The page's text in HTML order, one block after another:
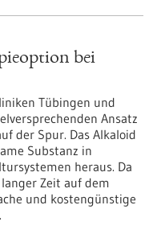
bei
Tübingen und
Ansatz
der Spur. Das Alkaloid
Substanz in
heraus. Da
Zeit auf dem
und kostengünstige